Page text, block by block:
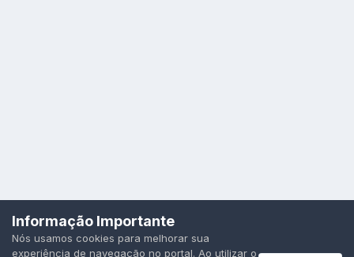
Idioma Política de Privacidade
Todos os direitos reservados.
Powered by Invision Community
Informação Importante
Nós usamos cookies para melhorar sua
experiência de navegação no portal. Ao utilizar o